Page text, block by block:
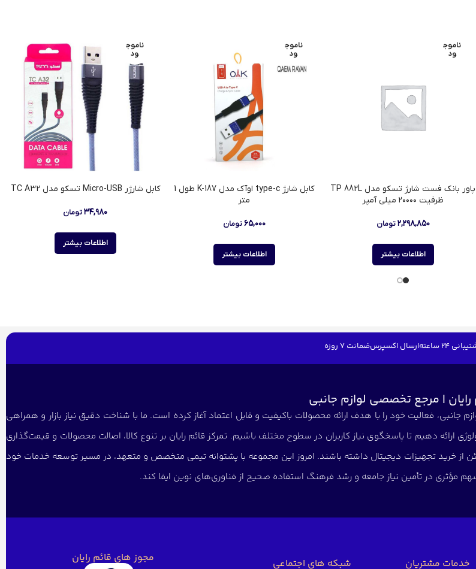
ناموج
ود
پاور بانک فست شارژ تسکو مدل TP 882L
ظرفیت ۲۰۰۰۰ میلی آمپر
۲,۲۹۸,۸۵۰ تومان
اطلاعات بیشتر
ناموج
ود
کابل شارژ type-c اوآک مدل K-187 طول 1
متر
۶۵,۰۰۰ تومان
اطلاعات بیشتر
ناموج
ود
کابل شارژر Micro-USB تسکو مدل TC A32
۳۴,۹۸۰ تومان
اطلاعات بیشتر
24 ساعته ارسال اکسپرسضمانت 7 روزه
رایان | مرجع تخصصی لوازم جانبی
جانبی، فعالیت خود را با هدف ارائه محصولات باکیفیت و قابل اعتماد آغاز کرده است. ما با شناخت دقیق نیاز بازار و همراهی
ارائه دهیم تا پاسخگوی نیاز کاربران در سطوح مختلف باشیم. تمرکز قائم رایان بر تنوع کالا، اصالت محصولات و قیمت‌گذاری
از خرید تجهیزات دیجیتال داشته باشند. امروز این مجموعه با پشتوانه تیمی متخصص و متعهد، در مسیر توسعه خدمات خود
مؤثری در تأمین نیاز جامعه و رشد فرهنگ استفاده صحیح از فناوری‌های نوین ایفا کند.
خدمات مشتریان شبکه های اجتماعی مجوز های قائم رایان